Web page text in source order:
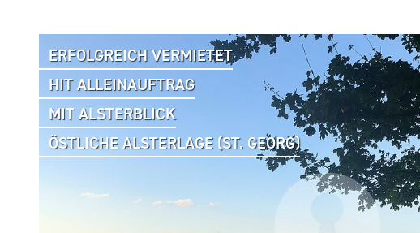
ERFOLGREICH VERMIETET
HIT ALLEINAUFTRAG
MIT ALSTERBLICK
ÖSTLICHE ALSTERLAGE (ST. GEORG)